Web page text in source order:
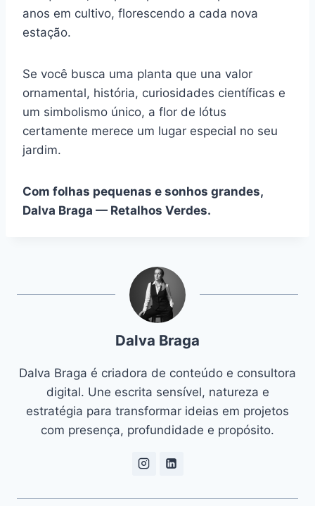
anos em cultivo, florescendo a cada nova
estação.
Se você busca uma planta que una valor
ornamental, história, curiosidades científicas e
um simbolismo único, a flor de lótus
certamente merece um lugar especial no seu
jardim.
Com folhas pequenas e sonhos grandes,
Dalva Braga — Retalhos Verdes.
Dalva Braga
Dalva Braga é criadora de conteúdo e consultora
digital. Une escrita sensível, natureza e
estratégia para transformar ideias em projetos
com presença, profundidade e propósito.